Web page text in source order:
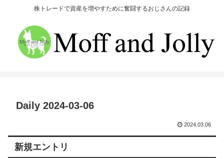
株トレードで資産を増やすために奮闘するおじさんの記録
Daily 2024-03-06
2024.03.06
新規エントリ